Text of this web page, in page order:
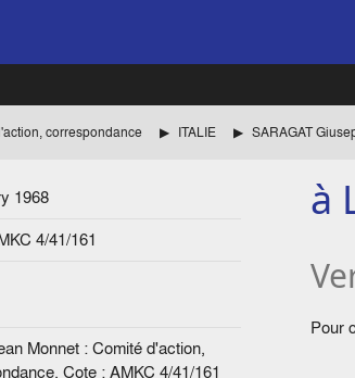
correspondance ITALIE
1968
4/41/161
Monnet : Comité d'action,
Cote : AMKC 4/41/161
à
Pour